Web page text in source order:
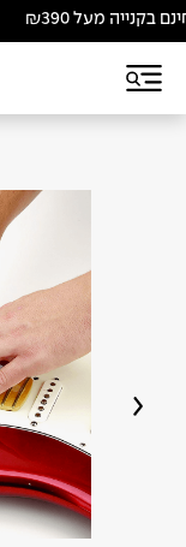
מעל ₪390